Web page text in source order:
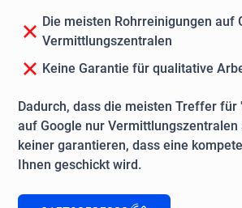
Die meisten Rohrreinigungen auf
Vermittlungszentralen
Keine Garantie für qualitative
Dadurch, dass die meisten Treffer für
auf Google nur Vermittlungszentralen
keiner garantieren, dass eine
Ihnen geschickt wird.